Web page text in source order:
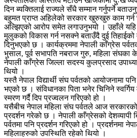
दिन ब्यक्तिलाई राज्यले सँधै सम्मान गर्नुपर्ने
बहुमत प्राप्त अहिलेको सरकार खुरुखुरु काम गर्न
अल्झिएको आरोप समेत लगाउनुभयो । उहाँले
मुलुकको विकास गर्न नसक्ने बताउँदै दुई
दिनुभएको छ । कार्यक्रममा नेपाली काँग्रेस
भुसाल, पूर्व सभापति नबराज गुरु, महिला संघका
नेपाली काँग्रेस जिल्ला सदस्य कुलप्रसाद
थियो ।
यस्तै नेपाल विद्यार्थी संघ पर्वतको आयोजनामा
भएको छ । संविधानका पिता भनेर चिनिने स्वर्गिय
स्मरण गर्दै दिप प्रज्वलन गरिएको हो ।
यसैबीच नेपाल महिला संघ पर्वतले आज सरकारको
प्रदर्शन गरेको छ । नेपाली काँग्रेसको देशव्यापी
पर्वतमा पनि प्रदर्शन गरिएको हो । प्रदर्शनमा
महिलाहरुको उपस्थिति रहेको थियो ।